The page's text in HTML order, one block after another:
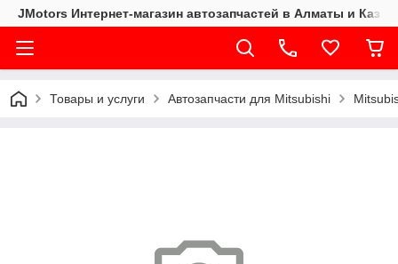
JMotors Интернет-магазин автозапчастей в Алматы и
Товары и услуги Автозапчасти для Mitsubishi